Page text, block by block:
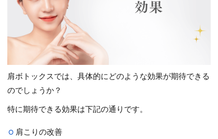
肩ボトックスでは、具体的にどのような効果が期待できる
のでしょうか？
特に期待できる効果は下記の通りです。
肩こりの改善